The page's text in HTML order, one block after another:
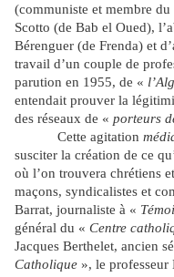
(communiste et membre du
Scotto (de Bab el Oued),
Bérenguer (de Frenda) et
travail d’un couple de
parution en 1955, de «
entendait prouver la
des réseaux de « porteurs
Cette agitation
susciter la création de ce
où l’on trouvera chrétiens
maçons, syndicalistes et
Barrat, journaliste à «
général du « Centre
Jacques Berthelet, ancien
Catholique », le professeur